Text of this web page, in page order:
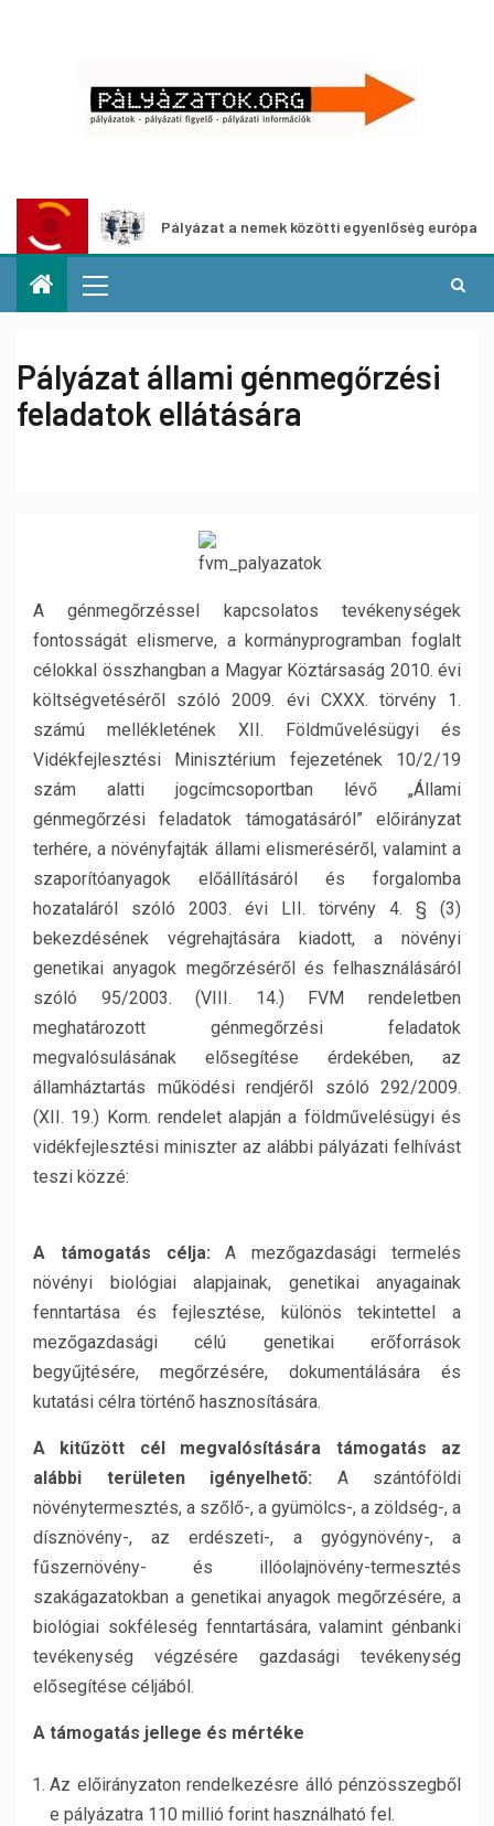
Pályázat a nemek közötti egyenlőség európai
Pályázat állami génmegőrzési
feladatok ellátására
A génmegőrzéssel kapcsolatos tevékenységek
fontosságát elismerve, a kormányprogramban foglalt
célokkal összhangban a Magyar Köztársaság 2010. évi
költségvetéséről szóló 2009. évi CXXX. törvény 1.
számú mellékletének XII. Földművelésügyi és
Vidékfejlesztési Minisztérium fejezetének 10/2/19
szám alatti jogcímcsoportban lévő „Állami
génmegőrzési feladatok támogatásáról” előirányzat
terhére, a növényfajták állami elismeréséről, valamint a
szaporítóanyagok előállításáról és forgalomba
hozataláról szóló 2003. évi LII. törvény 4. § (3)
bekezdésének végrehajtására kiadott, a növényi
genetikai anyagok megőrzéséről és felhasználásáról
szóló 95/2003. (VIII. 14.) FVM rendeletben
meghatározott génmegőrzési feladatok
megvalósulásának elősegítése érdekében, az
államháztartás működési rendjéről szóló 292/2009.
(XII. 19.) Korm. rendelet alapján a földművelésügyi és
vidékfejlesztési miniszter az alábbi pályázati felhívást
teszi közzé:
A támogatás célja:A mezőgazdasági termelés
növényi biológiai alapjainak, genetikai anyagainak
fenntartása és fejlesztése, különös tekintettel a
mezőgazdasági célú genetikai erőforrások
begyűjtésére, megőrzésére, dokumentálására és
kutatási célra történő hasznosítására.
A kitűzött cél megvalósítására támogatás az
alábbi területen igényelhető: A szántóföldi
növénytermesztés, a szőlő-, a gyümölcs-, a zöldség-, a
dísznövény-, az erdészeti-, a gyógynövény-, a
fűszernövény- és illóolajnövény-termesztés
szakágazatokban a genetikai anyagok megőrzésére, a
biológiai sokféleség fenntartására, valamint génbanki
tevékenység végzésére gazdasági tevékenység
elősegítése céljából.
A támogatás jellege és mértéke
Az előirányzaton rendelkezésre álló pénzösszegből
e pályázatra 110 millió forint használható fel.